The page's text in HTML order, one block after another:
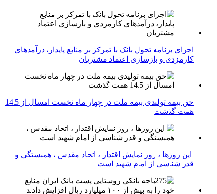
اجرای برنامه تحول بانک با تمرکز بر منابع پایدار، درآمدهای
کارمزدی و بازسازی اعتماد مشتریان
حق بیمه تولیدی بیمه ملت در چهار ماه نخست امسال از 14.5
همت گذشت
این روزها ، روز نمایش اقتدار ، اتحاد مقدس ، همبستگی و
قدر شناسی از امام شهید است